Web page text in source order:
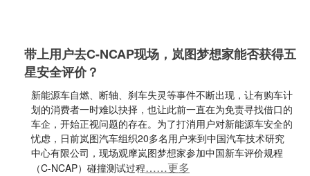
带上用户去C-NCAP现场，岚图梦想家能否获得五
星安全评价？
新能源车自燃、断轴、刹车失灵等事件不断出现，让有购车计
划的消费者一时难以抉择，也让此前一直在为免责寻找借口的
车企，开始正视问题的存在。为了打消用户对新能源车安全的
忧虑，日前岚图汽车组织20多名用户来到中国汽车技术研究
中心有限公司，现场观摩岚图梦想家参加中国新车评价规程
（C-NCAP）碰撞测试过程……更多